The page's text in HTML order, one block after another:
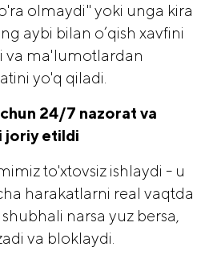
olmaydi" yoki unga kira
aybi bilan o’qish xavfini
va ma'lumotlardan
yo'q qiladi.
24/7 nazorat va
joriy etildi
to'xtovsiz ishlaydi - u
harakatlarni real vaqtda
narsa yuz bersa,
va bloklaydi.